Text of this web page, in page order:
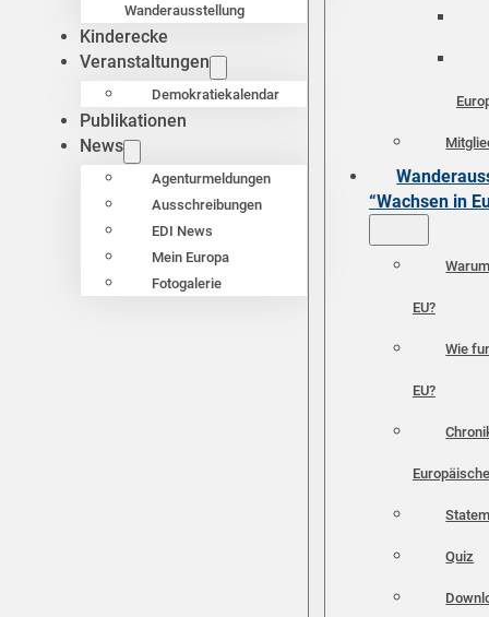
Wanderausstellung
Kinderecke
Veranstaltungen
Demokratiekalendar
Publikationen
News
Agenturmeldungen
Ausschreibungen
EDI News
Mein Europa
Fotogalerie
“Wachsen in
EU?
Wie
EU?
Quiz